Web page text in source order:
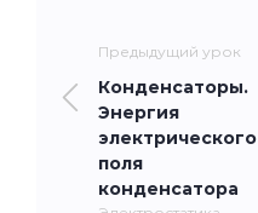
Предыдущий урок
Конденсаторы.
Энергия
электрического
поля
конденсатора